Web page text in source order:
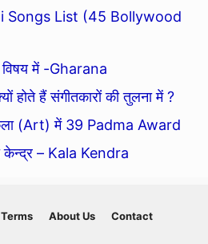
Songs List (45 Bollywood
में -Gharana
होते हैं संगीतकारों की तुलना में ?
(Art) में 39 Padma Award
केन्द्र – Kala Kendra
Terms About Us Contact